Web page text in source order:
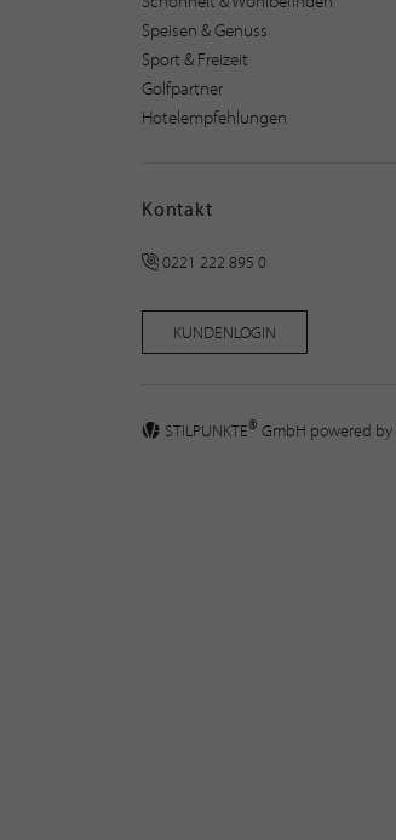
Speisen & Genuss
Sport & Freizeit
Golfpartner
Hotelempfehlungen
Kontakt
0221 222 895 0
KUNDENLOGIN
STILPUNKTE® GmbH powered by